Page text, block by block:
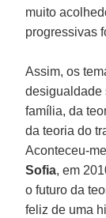
muito
progressivas
Assim, os
desigualdade
família, da
da teoria do
Aconteceu-
Sofia, em
o futuro da
feliz de uma